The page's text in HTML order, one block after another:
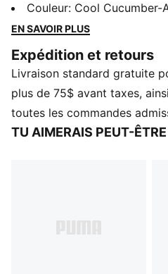
décennies. Elle a été
de conduite ultramince
est devenue un
chic, aperçue dans les rues
la mode. Son histoire
lanceurs de modes et les
génération.
Couleur: Cool Cucumber-
EN SAVOIR PLUS
Expédition et retours
Livraison standard gratuite
plus de 75$ avant taxes,
toutes les commandes
TU AIMERAIS PEUT-